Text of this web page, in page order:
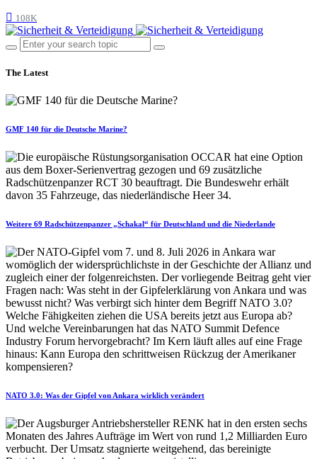
108K
The Latest
GMF 140 für die Deutsche Marine?
Weitere 69 Radschützenpanzer „Schakal“ für Deutschland und die Niederlande
NATO 3.0: Was der Gipfel von Ankara wirklich verändert